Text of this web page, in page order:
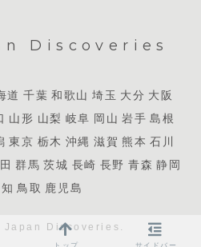
Discoveries
道 千葉 和歌山 埼玉 大分 大阪
山形 山梨 岐阜 岡山 岩手 島根
東京 栃木 沖縄 滋賀 熊本 石川
群馬 茨城 長崎 長野 青森 静岡
鳥取 鹿児島
Discoveries.
トップ サイドバー